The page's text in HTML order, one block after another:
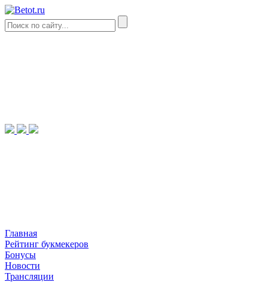
Главная
Рейтинг букмекеров
Бонусы
Новости
Трансляции